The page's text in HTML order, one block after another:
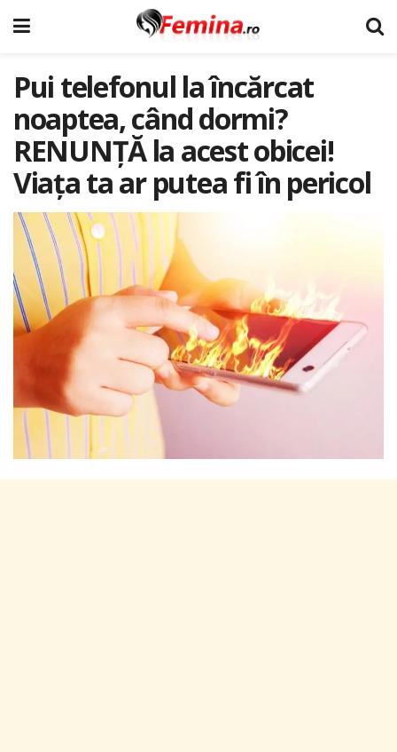
Pui telefonul la încărcat
noaptea, când dormi?
RENUNŢĂ la acest obicei!
Viaţa ta ar putea fi în pericol